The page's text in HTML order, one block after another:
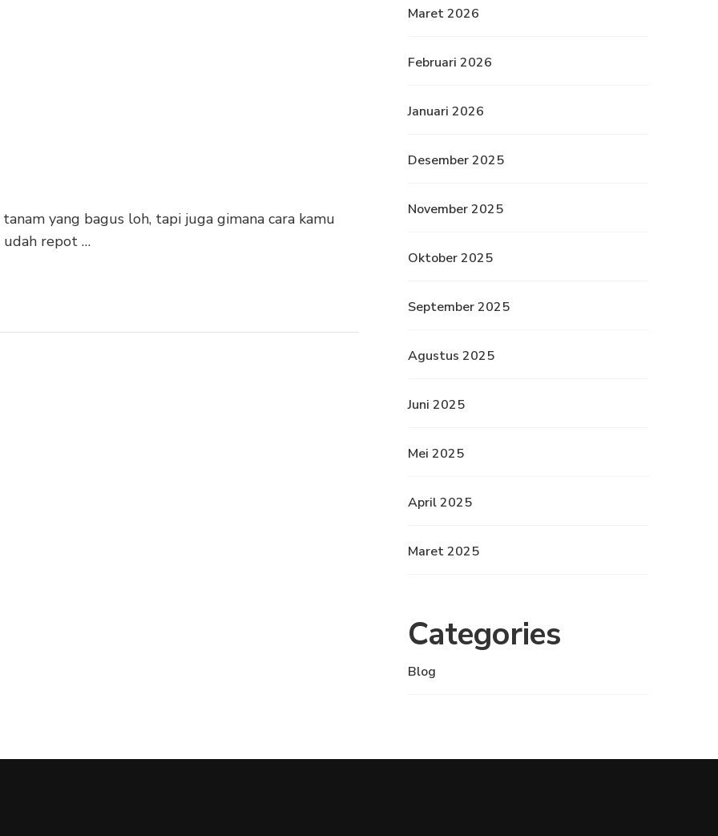
yang bagus loh, tapi juga gimana cara kamu
udah repot …
Maret 2026
Februari 2026
Januari 2026
Desember 2025
November 2025
Oktober 2025
September 2025
Agustus 2025
Juni 2025
Mei 2025
April 2025
Maret 2025
Categories
Blog